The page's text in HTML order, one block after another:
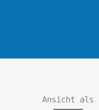
Ansicht als